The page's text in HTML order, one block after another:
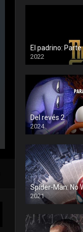
El padrino: Parte
2022
Del revés 2
2024
Spider-Man: No
2021